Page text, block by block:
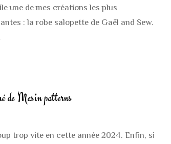
une de mes créations les plus
: la robe salopette de Gaël and Sew.
de Masin patterns
trop vite en cette année 2024. Enfin, si